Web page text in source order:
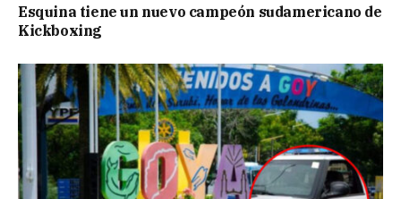
Esquina tiene un nuevo campeón sudamericano de
Kickboxing